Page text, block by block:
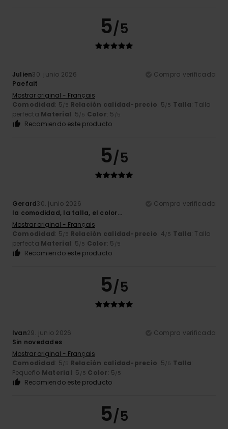
5/5
Julien30. junio 2026
Compra verificada
Paefait
Mostrar original - Français
Comodidad: 5/5 Relación calidad-precio: 5/5 Talla: Talla
perfecta Material: 5/5 Color: 5 /5
Recomiendo este producto
5/5
Gerard30. junio 2026
Compra verificada
la comodidad, la talla, el color...
Mostrar original - Français
Comodidad: 5/5 Relación calidad-precio: 4/5 Talla: Talla
perfecta Material: 5/5 Color: 5 /5
Recomiendo este producto
5/5
Ivan29. junio 2026
Compra verificada
Sin novedades
Mostrar original - Français
Comodidad: 5/5 Relación calidad-precio: 5/5 Talla:
Pequeño Material: 5 /5 Color: 5/5
Recomiendo este producto
5/5